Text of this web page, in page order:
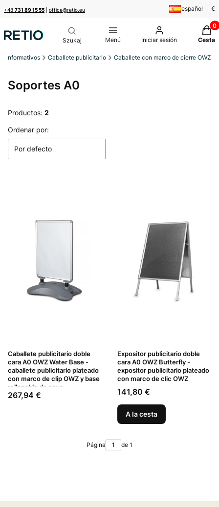
+48 731 89 15 55 office@retio.eu español €
Menú Iniciar sesión Cesta
informativos Caballete publicitario Caballete con marco de cierre OWZ
Soportes A0
Productos: 2
Lista de productos
Ordenar por:
Por defecto
Caballete publicitario doble
cara A0 OWZ Water Base -
caballete publicitario plateado
con marco de clip OWZ y base
rellenable de agua
Precio
267,94 €
Expositor publicitario doble
cara A0 OWZ Butterfly -
expositor publicitario plateado
con marco de clic OWZ
Precio
141,80 €
A la cesta
Página de 1